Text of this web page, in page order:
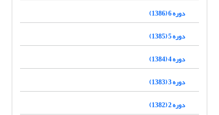
دوره 6 (1386)
دوره 5 (1385)
دوره 4 (1384)
دوره 3 (1383)
دوره 2 (1382)